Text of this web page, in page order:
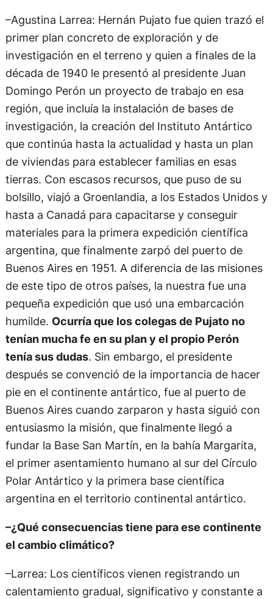
–Agustina Larrea: Hernán Pujato fue quien trazó el
primer plan concreto de exploración y de
investigación en el terreno y quien a finales de la
década de 1940 le presentó al presidente Juan
Domingo Perón un proyecto de trabajo en esa
región, que incluía la instalación de bases de
investigación, la creación del Instituto Antártico
que continúa hasta la actualidad y hasta un plan
de viviendas para establecer familias en esas
tierras. Con escasos recursos, que puso de su
bolsillo, viajó a Groenlandia, a los Estados Unidos y
hasta a Canadá para capacitarse y conseguir
materiales para la primera expedición científica
argentina, que finalmente zarpó del puerto de
Buenos Aires en 1951. A diferencia de las misiones
de este tipo de otros países, la nuestra fue una
pequeña expedición que usó una embarcación
humilde. Ocurría que los colegas de Pujato no
tenían mucha fe en su plan y el propio Perón
tenía sus dudas. Sin embargo, el presidente
después se convenció de la importancia de hacer
pie en el continente antártico, fue al puerto de
Buenos Aires cuando zarparon y hasta siguió con
entusiasmo la misión, que finalmente llegó a
fundar la Base San Martín, en la bahía Margarita,
el primer asentamiento humano al sur del Círculo
Polar Antártico y la primera base científica
argentina en el territorio continental antártico.
–¿Qué consecuencias tiene para ese continente
el cambio climático?
–Larrea: Los científicos vienen registrando un
calentamiento gradual, significativo y constante a